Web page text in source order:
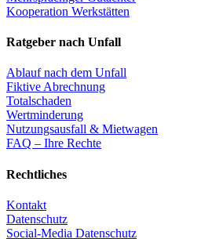
Kooperation Werkstätten
Ratgeber nach Unfall
Ablauf nach dem Unfall
Fiktive Abrechnung
Totalschaden
Wertminderung
Nutzungsausfall & Mietwagen
FAQ – Ihre Rechte
Rechtliches
Kontakt
Datenschutz
Social-Media Datenschutz